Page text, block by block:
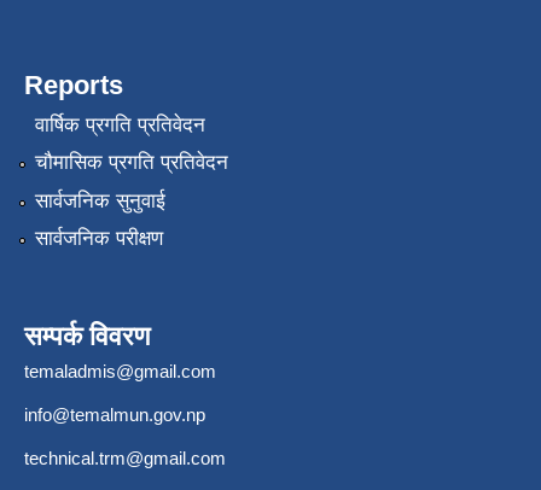
Reports
वार्षिक प्रगति प्रतिवेदन
चौमासिक प्रगति प्रतिवेदन
सार्वजनिक सुनुवाई
सार्वजनिक परीक्षण
सम्पर्क विवरण
temaladmis@gmail.com
info@temalmun.gov.np
technical.trm@gmail.com